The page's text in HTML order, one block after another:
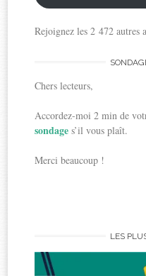
Rejoignez les 2 472 autres
Chers lecteurs,
Accordez-moi 2 min de
sondages’il vous plaît.
Merci beaucoup !
LES